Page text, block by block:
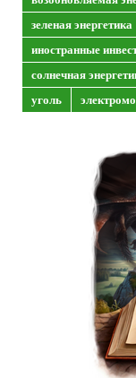
зеленая энергетика
иностранные
солнечная
уголь